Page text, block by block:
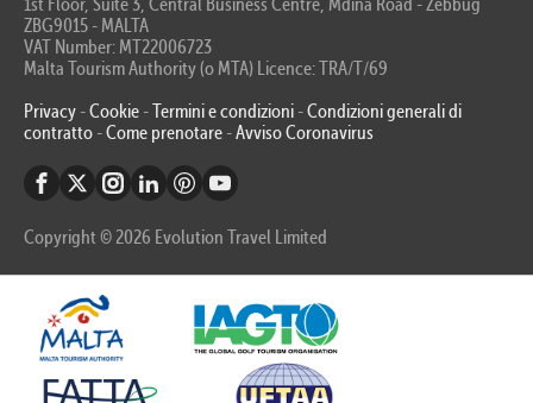
1st Floor, Suite 3, Central Business Centre, Mdina Road - Zebbug
ZBG9015 - MALTA
VAT Number: MT22006723
Malta Tourism Authority (o MTA) Licence: TRA/T/69
Privacy -Cookie - Termini e condizioni -Condizioni generali di
contratto -Come prenotare -Avviso Coronavirus
Copyright © 2026 Evolution Travel Limited